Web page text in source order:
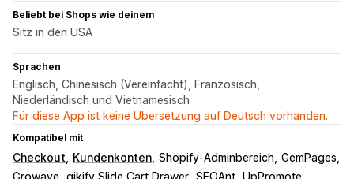
Beliebt bei Shops wie deinem
Sitz in den USA
Sprachen
Englisch, Chinesisch (Vereinfacht), Französisch,
Niederländisch und Vietnamesisch
Für diese App ist keine Übersetzung auf Deutsch vorhanden.
Kompatibel mit
Checkout Kundenkonten Shopify-Adminbereich GemPages